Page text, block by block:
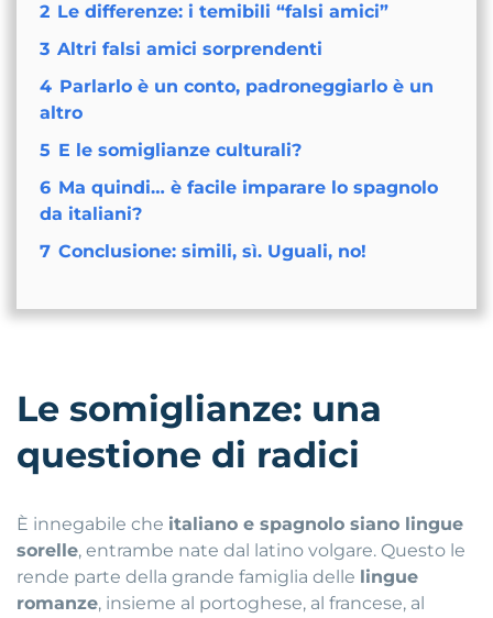
2 Le differenze: i temibili “falsi amici”
3 Altri falsi amici sorprendenti
4 Parlarlo è un conto, padroneggiarlo è un
altro
5 E le somiglianze culturali?
6 Ma quindi… è facile imparare lo spagnolo
da italiani?
7 Conclusione: simili, sì. Uguali, no!
Le somiglianze: una
questione di radici
È innegabile che italiano e spagnolo siano lingue
sorelle, entrambe nate dal latino volgare. Questo le
rende parte della grande famiglia delle lingue
romanze, insieme al portoghese, al francese, al